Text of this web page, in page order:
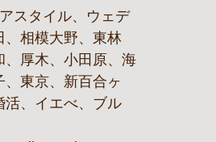
スタイル、ウェデ
、相模大野、東林
、厚木、小田原、海
東京、新百合ヶ
活、イエべ、ブル